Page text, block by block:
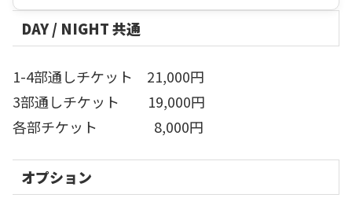
DAY / NIGHT 共通
1-4部通しチケット 21,000円
3部通しチケット 19,000円
各部チケット 8,000円
オプション